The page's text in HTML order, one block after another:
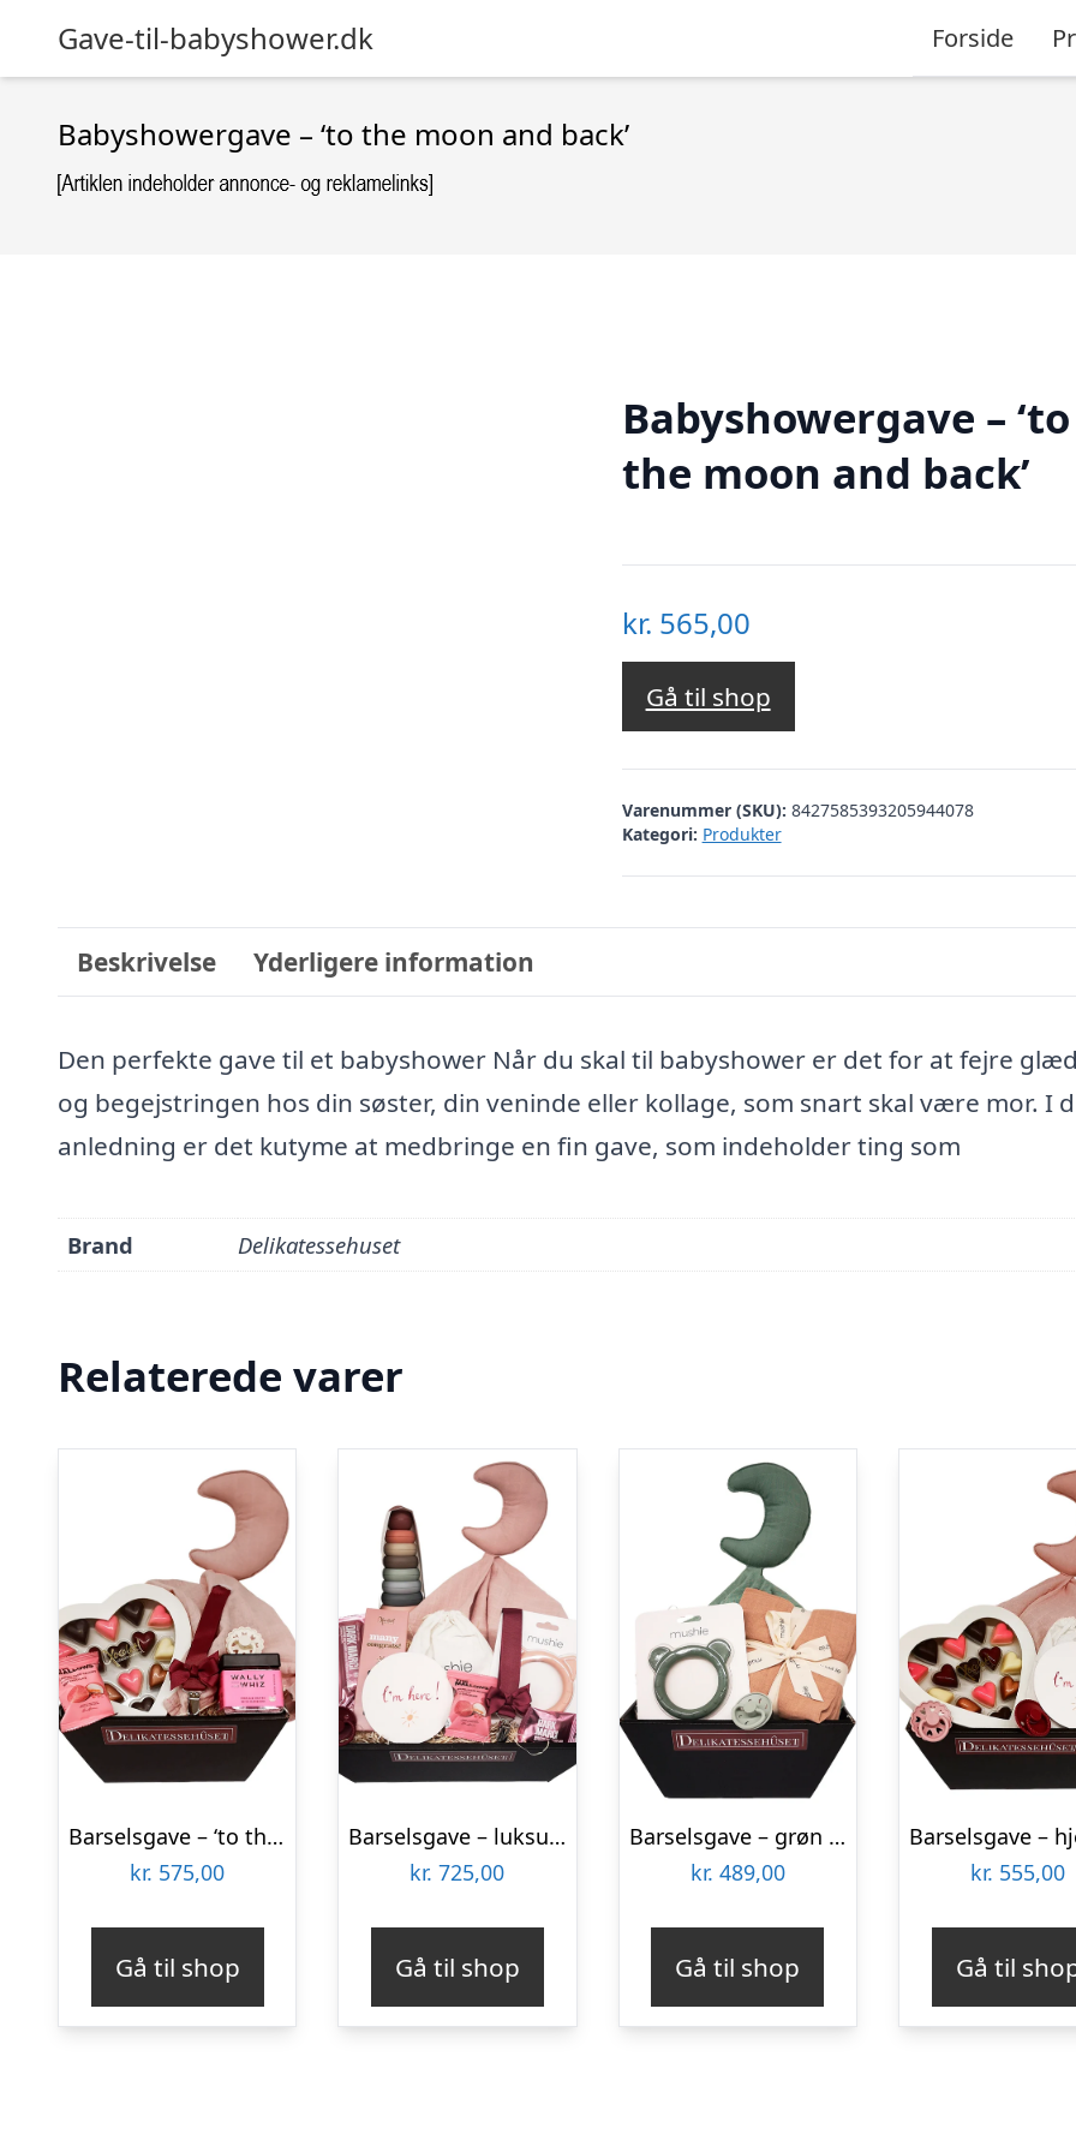
Gave-til-babyshower.dk Forside
Babyshowergave – ‘to the moon and back’
Babyshowergave – ‘to
the moon and back’
kr. 565,00
Gå til shop
Varenummer (SKU): 8427585393205944078
Kategori: Produkter
Beskrivelse Yderligere information
Den perfekte gave til et babyshower Når du skal til babyshower er det for at fejre
og begejstringen hos din søster, din veninde eller kollage, som snart skal være mor. I
anledning er det kutyme at medbringe en fin gave, som indeholder ting som
Brand Delikatessehuset
Relaterede varer
Barselsgave – ‘to the moon and back’
kr. 575,00
Gå til shop
Barselsgave – luksus til den nyfødte pige
kr. 725,00
Gå til shop
Barselsgave – grøn forkælelse til den lille dreng
kr. 489,00
Gå til shop
kr. 555,00
Gå til